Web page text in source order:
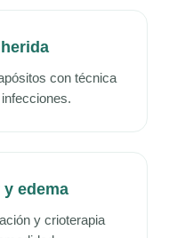
con técnica
edema
y crioterapia